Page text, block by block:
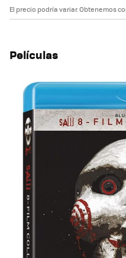
El precio podría variar. Obtenemos
Películas